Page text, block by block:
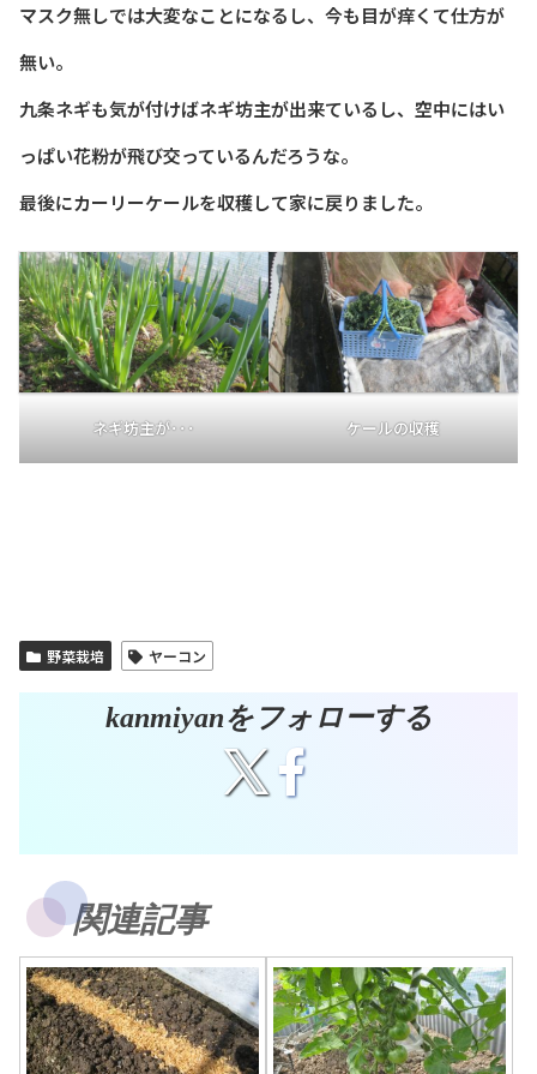
マスク無しでは大変なことになるし、今も目が痒くて仕方が
無い。
九条ネギも気が付けばネギ坊主が出来ているし、空中にはい
っぱい花粉が飛び交っているんだろうな。
最後にカーリーケールを収穫して家に戻りました。
ネギ坊主が･･･ ケールの収穫
野菜栽培 ヤーコン
kanmiyanをフォローする
関連記事